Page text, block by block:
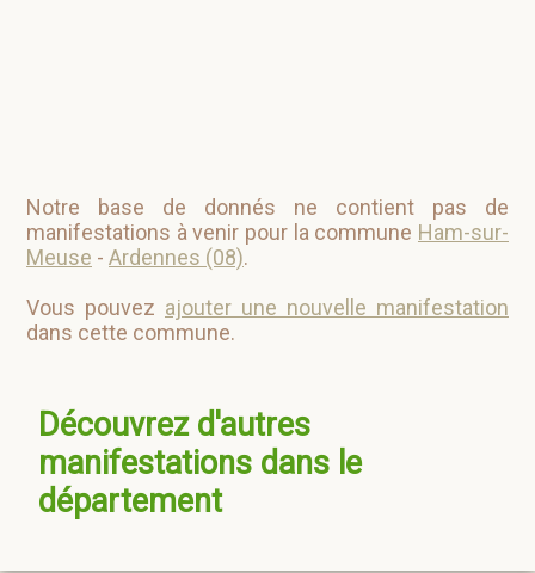
Notre base de donnés ne contient pas de
manifestations à venir pour la commune Ham-sur-
Meuse - Ardennes (08).
Vous pouvez ajouter une nouvelle manifestation
dans cette commune.
Découvrez d'autres
manifestations dans le
département